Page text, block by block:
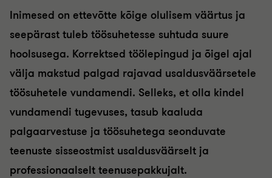
Inimesed on ettevõtte kõige olulisem väärtus ja
seepärast tuleb töösuhetesse suhtuda suure
hoolsusega. Korrektsed töölepingud ja õigel ajal
välja makstud palgad rajavad usaldusväärsetele
töösuhetele vundamendi. Selleks, et olla kindel
vundamendi tugevuses, tasub kaaluda
palgaarvestuse ja töösuhetega seonduvate
teenuste sisseostmist usaldusväärselt ja
professionaalselt teenusepakkujalt.